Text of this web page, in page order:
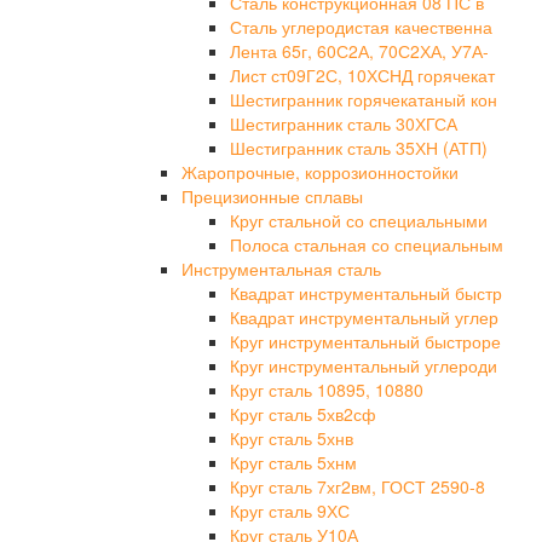
Сталь углеродистая качественна
Лента 65г, 60С2А, 70С2ХА, У7А-
Лист ст09Г2С, 10ХСНД горячекат
Шестигранник горячекатаный кон
Шестигранник сталь 30ХГСА
Шестигранник сталь 35ХН (АТП)
Жаропрочные, коррозионностойки
Прецизионные сплавы
Круг стальной со специальными
Полоса стальная со специальным
Инструментальная сталь
Квадрат инструментальный быстр
Квадрат инструментальный углер
Круг инструментальный быстроре
Круг инструментальный углероди
Круг сталь 10895, 10880
Круг сталь 5хв2сф
Круг сталь 5хнв
Круг сталь 5хнм
Круг сталь 7хг2вм, ГОСТ 2590-8
Круг сталь 9ХС
Круг сталь У10А